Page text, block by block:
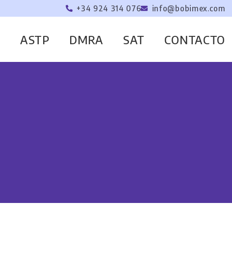
+34 924 314 076 info@bobimex.com
ASTP DMRA SAT CONTACTO